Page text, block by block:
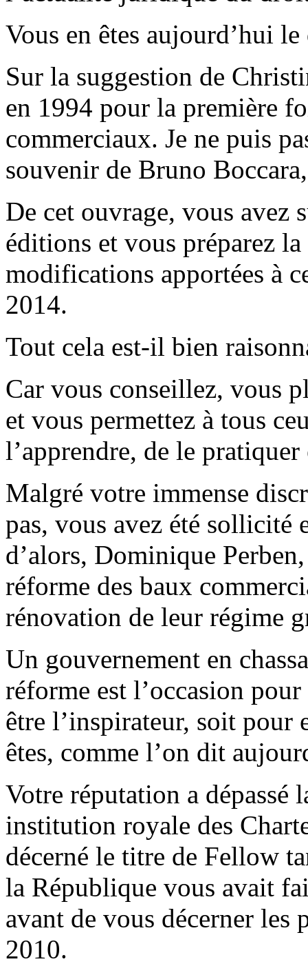
Vous en êtes aujourd’hui
Sur la suggestion de
en 1994 pour la première
commerciaux. Je ne puis
souvenir de Bruno
De cet ouvrage, vous avez
éditions et vous préparez
modifications apportées à
2014.
Tout cela est-il bien
Car vous conseillez, vous
et vous permettez à tous
l’apprendre, de le
Malgré votre immense
pas, vous avez été sollicité
d’alors, Dominique
réforme des baux
rénovation de leur régime
Un gouvernement en
réforme est l’occasion
être l’inspirateur, soit pour
êtes, comme l’on dit
Votre réputation a dépassé
institution royale des
décerné le titre de Fellow
la République vous avait
avant de vous décerner les
2010.